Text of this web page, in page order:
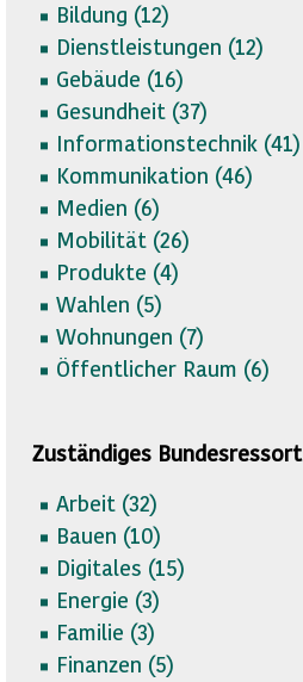
Bildung (12)
Dienstleistungen (12)
Gebäude (16)
Gesundheit (37)
Informationstechnik (41)
Kommunikation (46)
Medien (6)
Mobilität (26)
Produkte (4)
Wahlen (5)
Wohnungen (7)
Öffentlicher Raum (6)
Zuständiges Bundesressort
Arbeit (32)
Bauen (10)
Digitales (15)
Energie (3)
Familie (3)
Finanzen (5)